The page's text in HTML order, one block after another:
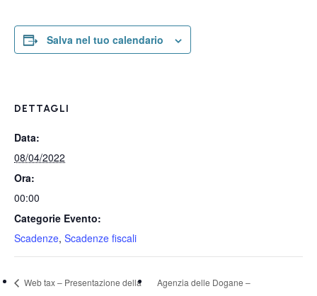
Salva nel tuo calendario
DETTAGLI
Data:
08/04/2022
Ora:
00:00
Categorie Evento:
Scadenze, Scadenze fiscali
Web tax – Presentazione della
Agenzia delle Dogane –